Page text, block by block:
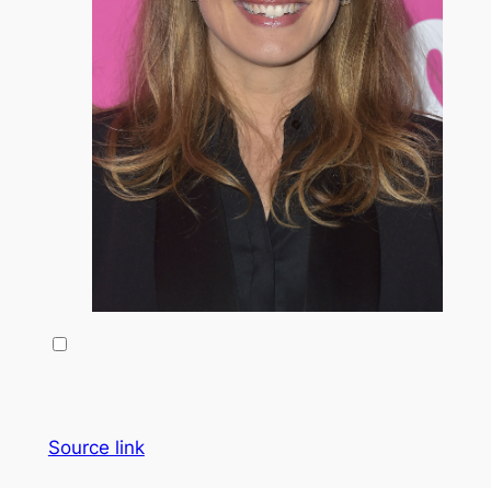
Source link